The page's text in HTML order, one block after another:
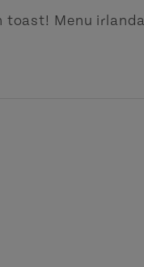
toast! Menu